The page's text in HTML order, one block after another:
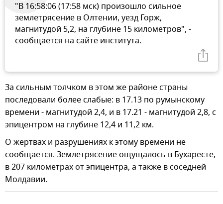
"В 16:58:06 (17:58 мск) произошло сильное
землетрясение в Олтении, уезд Горж,
магнитудой 5,2, на глубине 15 километров", -
сообщается на сайте института.
За сильным толчком в этом же районе страны
последовали более слабые: в 17.13 по румынскому
времени - магнитудой 2,4, и в 17.21 - магнитудой 2,8, с
эпицентром на глубине 12,4 и 11,2 км.
О жертвах и разрушениях к этому времени не
сообщается. Землетрясение ощущалось в Бухаресте,
в 207 километрах от эпицентра, а также в соседней
Молдавии.